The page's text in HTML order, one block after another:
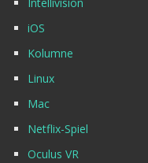
iOS
Kolumne
Linux
Mac
Netflix-Spiel
Oculus VR